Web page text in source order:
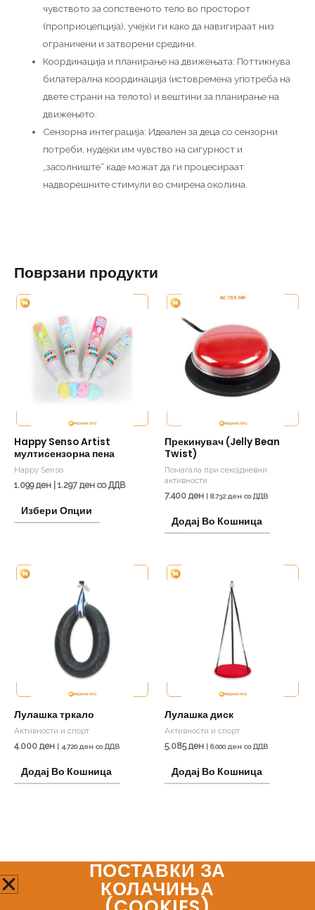
чувството за сопственото тело во просторот
(проприоцепција), учејќи ги како да навигираат низ
ограничени и затворени средини.
Координација и планирање на движењата: Поттикнува
билатерална координација (истовремена употреба на
двете страни на телото) и вештини за планирање на
движењето.
Сензорна интеграција: Идеален за деца со сензорни
потреби, нудејќи им чувство на сигурност и
„засолниште“ каде можат да ги процесираат
надворешните стимули во смирена околина.
Поврзани продукти
Happy Senso Artist
мултисензорна пена
Happy Senso
1.099ден 1.297 ден со ДДВ
Избери Опции
product
has
multiple
variants.
The
be
chosen
the
Прекинувач (Jelly Bean
Twist)
Помагала при секојдневни
активности
7.400 ден 8.732ден со ДДВ
Додај Во Кошница
Лулашка тркало
Активности и спорт
4.000 ден 4.720ден со ДДВ
Додај Во Кошница
Лулашка диск
Активности и спорт
5.085ден 6.000ден со ДДВ
Додај Во Кошница
Мозаик ПроПОСТАВКИ ЗА
КОЛАЧИЊА